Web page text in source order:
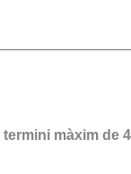
termini màxim de